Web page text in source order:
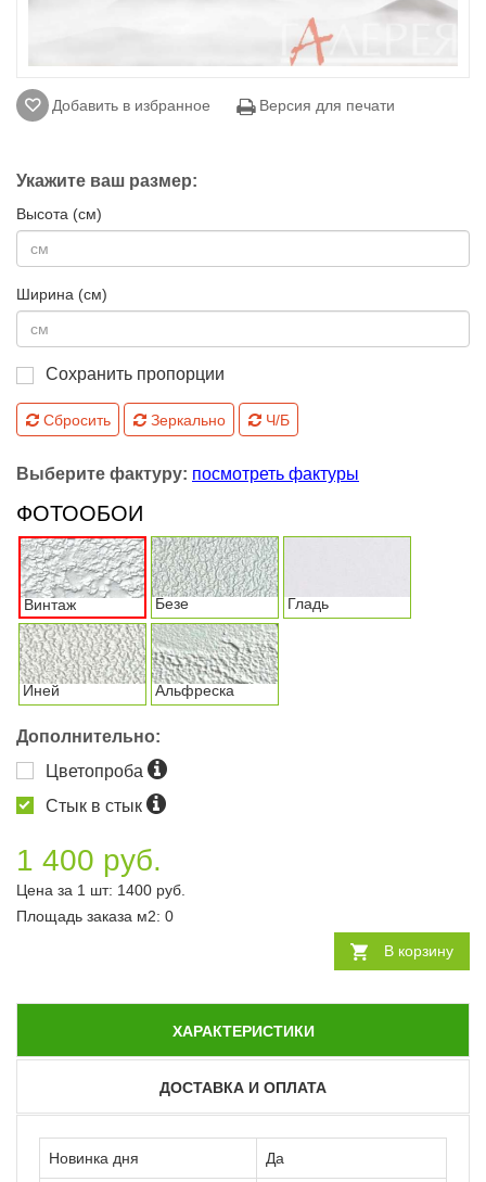
Добавить в избранное Версия для печати
Укажите ваш размер:
Высота (см)
Ширина (см)
Сохранить пропорции
Сбросить Зеркально Ч/Б
Выберите фактуру: посмотреть фактуры
ФОТООБОИ
Винтаж Безе Гладь
Иней Альфреска
Дополнительно:
Цветопроба
Стык в стык
1 400 руб.
Цена за 1 шт: 1400 руб.
Площадь заказа м2: 0
В корзину
ХАРАКТЕРИСТИКИ
ДОСТАВКА И ОПЛАТА
Новинка дня Да